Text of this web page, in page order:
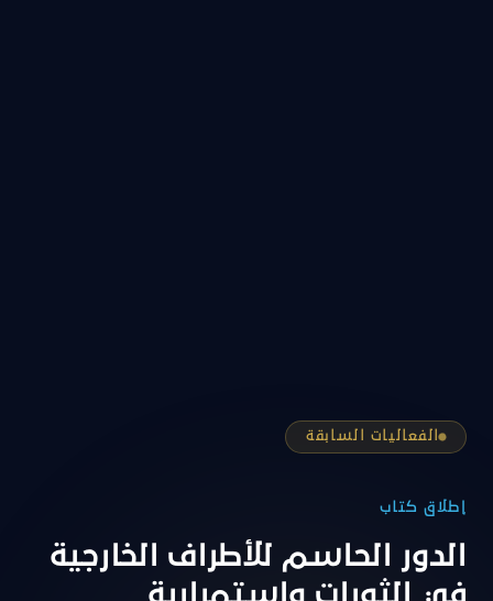
الفعاليات السابقة
إطلاق كتاب
الدور الحاسم للأطراف الخارجية
في الثورات واستمرارية